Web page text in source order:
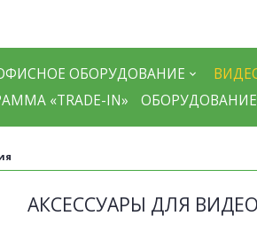
ОБОРУДОВАНИЕ
«TRADE-IN»
АКСЕССУАРЫ ДЛЯ